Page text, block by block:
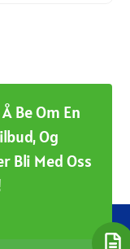
Be Om En
Og
Bli Med Oss